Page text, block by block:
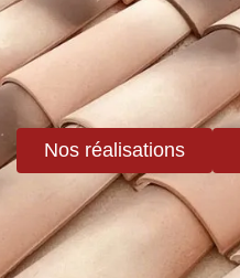
Nos réalisations